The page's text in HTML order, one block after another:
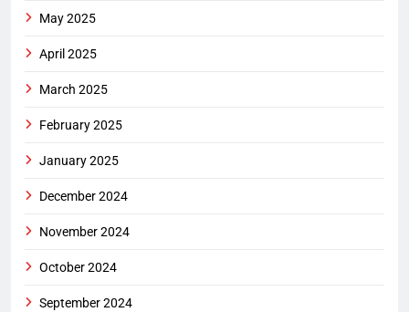
May 2025
April 2025
March 2025
February 2025
January 2025
December 2024
November 2024
October 2024
September 2024